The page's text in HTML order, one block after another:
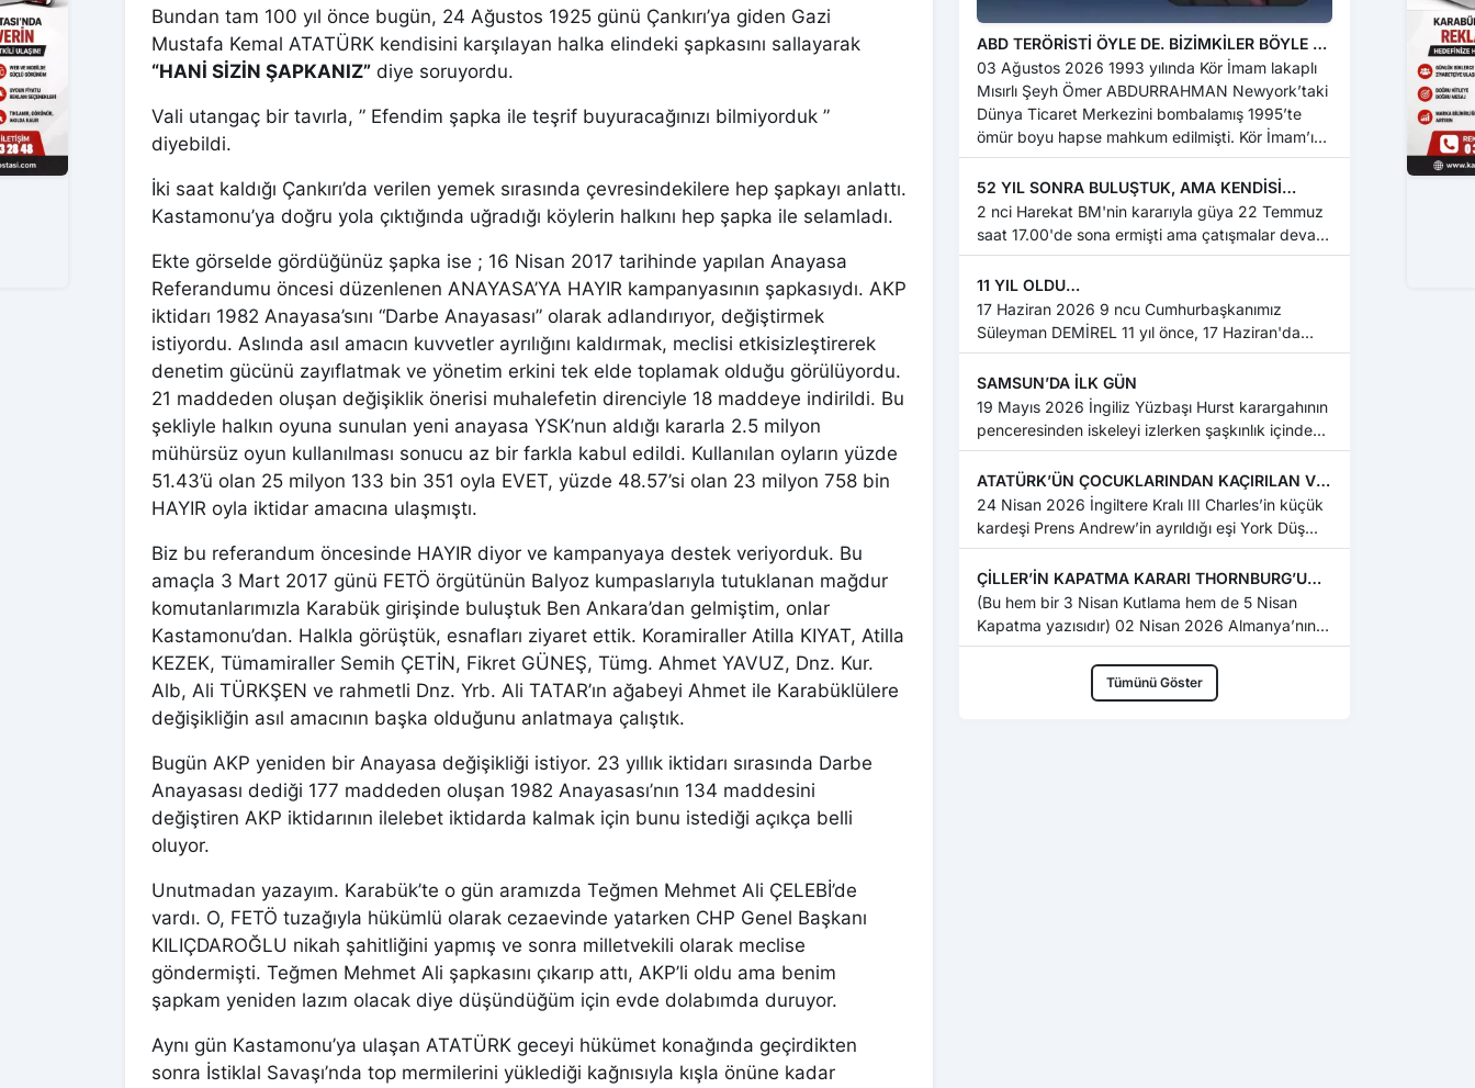
Bundan tam 100 yıl önce bugün, 24 Ağustos 1925 günü Çankırı’ya giden Gazi
Mustafa Kemal ATATÜRK kendisini karşılayan halka elindeki şapkasını sallayarak
“HANİ SİZİN ŞAPKANIZ” diye soruyordu.
Vali utangaç bir tavırla, ” Efendim şapka ile teşrif buyuracağınızı bilmiyorduk ”
diyebildi.
İki saat kaldığı Çankırı’da verilen yemek sırasında çevresindekilere hep şapkayı anlattı.
Kastamonu’ya doğru yola çıktığında uğradığı köylerin halkını hep şapka ile selamladı.
Ekte görselde gördüğünüz şapka ise ; 16 Nisan 2017 tarihinde yapılan Anayasa
Referandumu öncesi düzenlenen ANAYASA’YA HAYIR kampanyasının şapkasıydı. AKP
iktidarı 1982 Anayasa’sını “Darbe Anayasası” olarak adlandırıyor, değiştirmek
istiyordu. Aslında asıl amacın kuvvetler ayrılığını kaldırmak, meclisi etkisizleştirerek
denetim gücünü zayıflatmak ve yönetim erkini tek elde toplamak olduğu görülüyordu.
21 maddeden oluşan değişiklik önerisi muhalefetin direnciyle 18 maddeye indirildi. Bu
şekliyle halkın oyuna sunulan yeni anayasa YSK’nun aldığı kararla 2.5 milyon
mühürsüz oyun kullanılması sonucu az bir farkla kabul edildi. Kullanılan oyların yüzde
51.43’ü olan 25 milyon 133 bin 351 oyla EVET, yüzde 48.57’si olan 23 milyon 758 bin
HAYIR oyla iktidar amacına ulaşmıştı.
Biz bu referandum öncesinde HAYIR diyor ve kampanyaya destek veriyorduk. Bu
amaçla 3 Mart 2017 günü FETÖ örgütünün Balyoz kumpaslarıyla tutuklanan mağdur
komutanlarımızla Karabük girişinde buluştuk Ben Ankara’dan gelmiştim, onlar
Kastamonu’dan. Halkla görüştük, esnafları ziyaret ettik. Koramiraller Atilla KIYAT, Atilla
KEZEK, Tümamiraller Semih ÇETİN, Fikret GÜNEŞ, Tümg. Ahmet YAVUZ, Dnz. Kur.
Alb, Ali TÜRKŞEN ve rahmetli Dnz. Yrb. Ali TATAR’ın ağabeyi Ahmet ile Karabüklülere
değişikliğin asıl amacının başka olduğunu anlatmaya çalıştık.
Bugün AKP yeniden bir Anayasa değişikliği istiyor. 23 yıllık iktidarı sırasında Darbe
Anayasası dediği 177 maddeden oluşan 1982 Anayasası’nın 134 maddesini
değiştiren AKP iktidarının ilelebet iktidarda kalmak için bunu istediği açıkça belli
oluyor.
Unutmadan yazayım. Karabük’te o gün aramızda Teğmen Mehmet Ali ÇELEBİ’de
vardı. O, FETÖ tuzağıyla hükümlü olarak cezaevinde yatarken CHP Genel Başkanı
KILIÇDAROĞLU nikah şahitliğini yapmış ve sonra milletvekili olarak meclise
göndermişti. Teğmen Mehmet Ali şapkasını çıkarıp attı, AKP’li oldu ama benim
şapkam yeniden lazım olacak diye düşündüğüm için evde dolabımda duruyor.
Aynı gün Kastamonu’ya ulaşan ATATÜRK geceyi hükümet konağında geçirdikten
sonra İstiklal Savaşı’nda top mermilerini yüklediği kağnısıyla kışla önüne kadar
ABD TERÖRİSTİ ÖYLE DE. BİZİMKİLER BÖYLE Mİ
?
03 Ağustos 2026 1993 yılında Kör İmam lakaplı
Mısırlı Şeyh Ömer ABDURRAHMAN Newyork’taki
Dünya Ticaret Merkezini bombalamış 1995’te
ömür boyu hapse mahkum edilmişti. Kör İmam’ın
Mısır’daki terörist müritleriyle irtibatını ABD’nin
ünlü av...
52 YIL SONRA BULUŞTUK, AMA KENDİSİ
YOKTU…
2 nci Harekat BM'nin kararıyla güya 22 Temmuz
saat 17.00'de sona ermişti ama çatışmalar devam
ediyor...
11 YIL OLDU…
17 Haziran 2026 9 ncu Cumhurbaşkanımız
Süleyman DEMİREL 11 yıl önce, 17 Haziran'da
vefat etmişti. B...
SAMSUN’DA İLK GÜN
19 Mayıs 2026 İngiliz Yüzbaşı Hurst karargahının
penceresinden iskeleyi izlerken şaşkınlık içinde...
ATATÜRK’ÜN ÇOCUKLARINDAN KAÇIRILAN VE
ÇETELEŞEN TÜRK ÇOCUKLARINA.,
24 Nisan 2026 İngiltere Kralı III Charles’in küçük
kardeşi Prens Andrew’in ayrıldığı eşi York Düş...
ÇİLLER’İN KAPATMA KARARI THORNBURG’UN
RAPORUNUN TIPKISININ AYNISIYDI (!)
(Bu hem bir 3 Nisan Kutlama hem de 5 Nisan
Kapatma yazısıdır) 02 Nisan 2026 Almanya’nın
“çılgın” ...
Tümünü Göster